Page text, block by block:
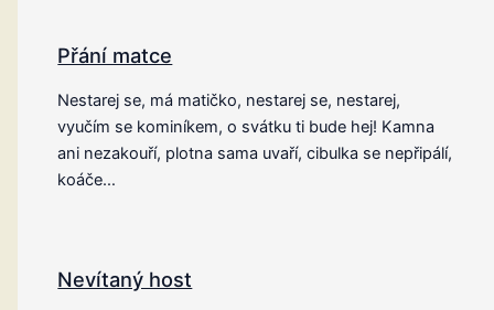
Přání matce
Nestarej se, má matičko, nestarej se, nestarej,
vyučím se kominíkem, o svátku ti bude hej! Kamna
ani nezakouří, plotna sama uvaří, cibulka se nepřipálí,
koáče…
Nevítaný host